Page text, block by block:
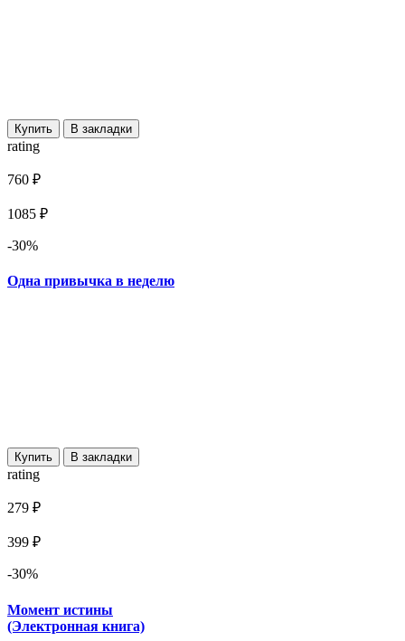
Купить В закладки
rating
760 ₽
1085 ₽
-30%
Одна привычка в неделю
Купить В закладки
rating
279 ₽
399 ₽
-30%
Момент истины
(Электронная книга)